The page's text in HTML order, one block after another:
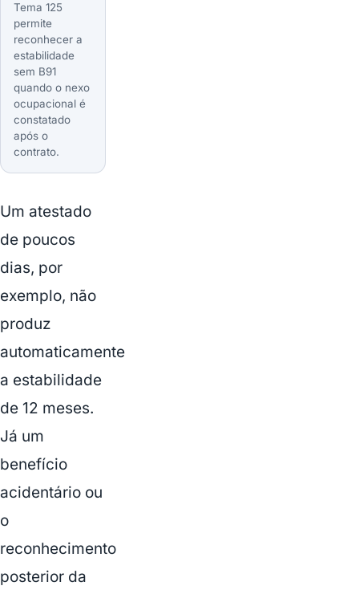
Tema 125
permite
reconhecer a
estabilidade
sem B91
quando o nexo
ocupacional é
constatado
após o
contrato.
Um atestado
de poucos
dias, por
exemplo, não
produz
automaticamente
a estabilidade
de 12 meses.
Já um
benefício
acidentário ou
o
reconhecimento
posterior da